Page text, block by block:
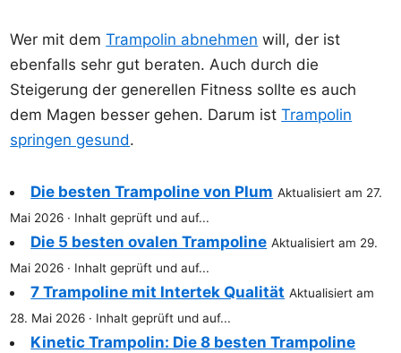
Wer mit demTrampolin abnehmen will, der ist
ebenfalls sehr gut beraten. Auch durch die
Steigerung der generellen Fitness sollte es auch
dem Magen besser gehen. Darum istTrampolin
springen gesund.
Die besten Trampoline von Plum Aktualisiert am 27.
Mai 2026 · Inhalt geprüft und auf...
Die 5 besten ovalen Trampoline Aktualisiert am 29.
Mai 2026 · Inhalt geprüft und auf...
7 Trampoline mit Intertek Qualität Aktualisiert am
28. Mai 2026 · Inhalt geprüft und auf...
Kinetic Trampolin: Die 8 besten Trampoline